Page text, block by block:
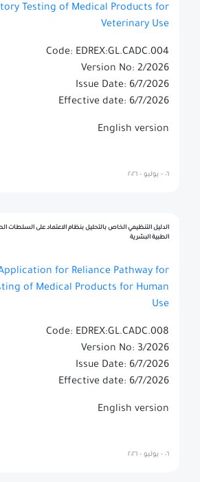
Testing of Medical Products for
Veterinary Use
Code: EDREX:GL.CADC.004
Version No: 2/2026
Issue Date: 6/7/2026
Effective date: 6/7/2026
English version
٠٦ - يوليو - ٢٠٢٦
الدليل التنظيمي الخاص بالتحليل بنظام الاعتماد على
الطبية البشرية
for Reliance Pathway for
of Medical Products for Human
Use
Code: EDREX:GL.CADC.008
Version No: 3/2026
Issue Date: 6/7/2026
Effective date: 6/7/2026
English version
٠٦ - يوليو - ٢٠٢٦